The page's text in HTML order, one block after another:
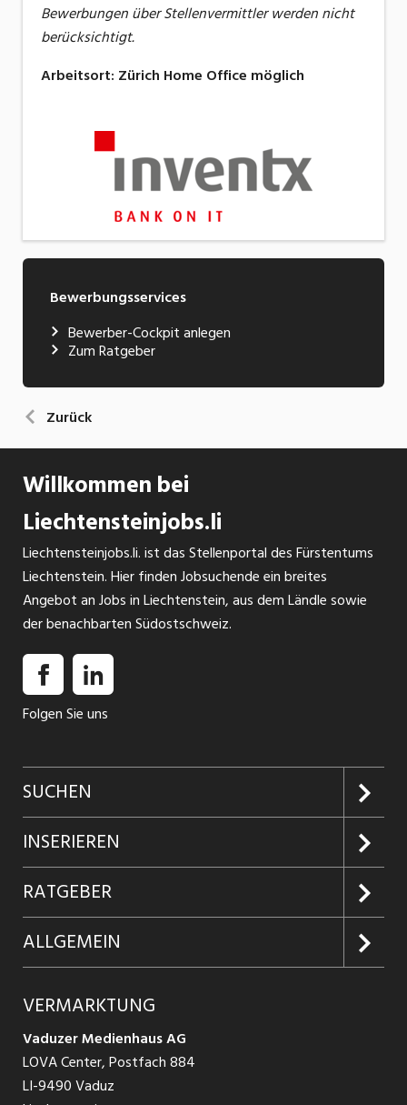
Bewerbungen über Stellenvermittler werden nicht
berücksichtigt.
Arbeitsort: Zürich Home Office möglich
Bewerbungsservices
Bewerber-Cockpit anlegen
Zum Ratgeber
Zurück
Willkommen bei
Liechtensteinjobs.li
Liechtensteinjobs.li. ist das Stellenportal des Fürstentums
Liechtenstein. Hier finden Jobsuchende ein breites
Angebot an Jobs in Liechtenstein, aus dem Ländle sowie
der benachbarten Südostschweiz.
Folgen Sie uns
SUCHEN
Jobs suchen
Jobabo
Firmen entdecken
Jobs in Graubünden
Jobs in St. Gallen
Jobs in Glarus
Jobs in der Südostschweiz
INSERIEREN
Kundenlogin
Inserieren
Produkte
Schnittstelle
RATGEBER
Glossar
Ratgeber Bewerbung / Rekrutierung
ALLGEMEIN
AGB
Datenschutzbestimmungen
VERMARKTUNG
Vaduzer Medienhaus AG
LOVA Center, Postfach 884
LI-9490 Vaduz